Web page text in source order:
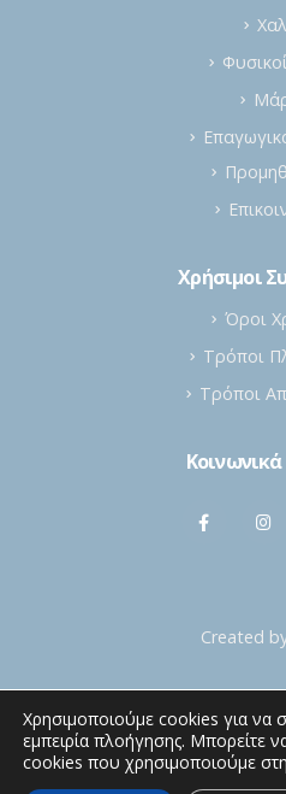
Χρήσιμοι
Όροι
Τρόποι
Τρόποι
Created
Χρησιμοποιούμε cookies για να
εμπειρία πλοήγησης. Μπορείτε
cookies που χρησιμοποιούμε